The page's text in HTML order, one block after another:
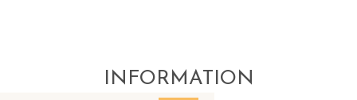
INFORMATION